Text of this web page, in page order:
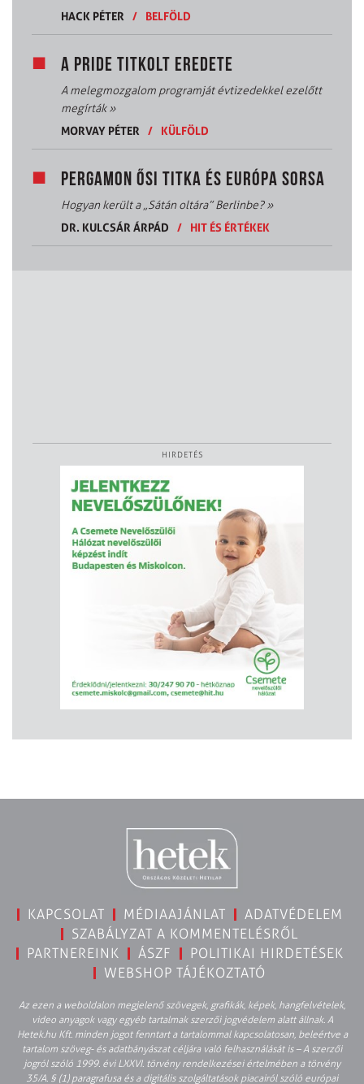
HACK PÉTER
/ BELFÖLD
A PRIDE TITKOLT EREDETE
A melegmozgalom programját évtizedekkel ezelőtt
megírták»
MORVAY PÉTER
/ KÜLFÖLD
PERGAMON ŐSI TITKA ÉS EURÓPA SORSA
Hogyan került a „Sátán oltára” Berlinbe?»
DR. KULCSÁR ÁRPÁD
/ HIT ÉS ÉRTÉKEK
HIRDETÉS
KAPCSOLAT MÉDIAAJÁNLAT
ADATVÉDELEM
SZABÁLYZAT A KOMMENTELÉSRŐL
PARTNEREINK
ÁSZF
POLITIKAI HIRDETÉSEK
WEBSHOP TÁJÉKOZTATÓ
Az ezen a weboldalon megjelenő szövegek, grafikák, képek, hangfelvételek,
video anyagok vagy egyéb tartalmak szerzői jogvédelem alatt állnak. A
Hetek.hu Kft. minden jogot fenntart a tartalommal kapcsolatosan, beleértve a
tartalom szöveg- és adatbányászat céljára való felhasználását is – A szerzői
jogról szóló 1999. évi LXXVI. törvény rendelkezései értelmében a törvény
35/A. § (1) paragrafusa és a digitális szolgáltatások piacairól szóló európai